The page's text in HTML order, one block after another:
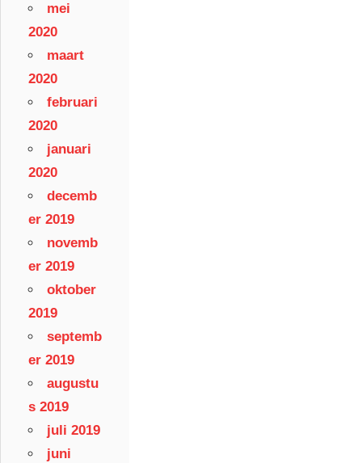
mei
2020
maart
2020
februari
2020
januari
2020
decemb
er 2019
novemb
er 2019
oktober
2019
septemb
er 2019
augustu
s 2019
juli 2019
juni